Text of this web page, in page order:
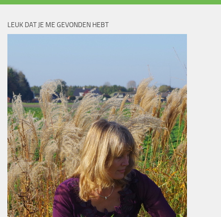
LEUK DAT JE ME GEVONDEN HEBT